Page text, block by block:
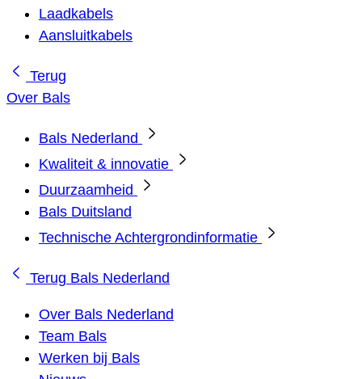
Laadkabels
Aansluitkabels
Terug
Over Bals
Bals Nederland
Kwaliteit & innovatie
Duurzaamheid
Bals Duitsland
Technische Achtergrondinformatie
Terug Bals Nederland
Over Bals Nederland
Team Bals
Werken bij Bals